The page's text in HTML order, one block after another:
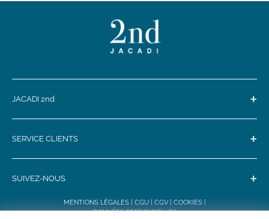
JACADI 2nd +
SERVICE CLIENTS +
SUIVEZ-NOUS +
MENTIONS LÉGALES| CGU| CGV| COOKIES|
DONNÉES PERSONNELLES